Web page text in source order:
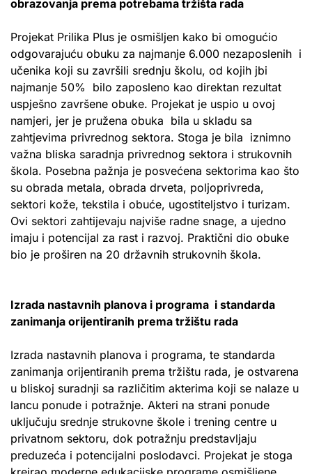
obrazovanja prema potrebama tržišta rada
Projekat Prilika Plus je osmišljen kako bi omogućio
odgovarajuću obuku za najmanje 6.000 nezaposlenih i
učenika koji su završili srednju školu, od kojih jbi
najmanje 50% bilo zaposleno kao direktan rezultat
uspješno završene obuke. Projekat je uspio u ovoj
namjeri, jer je pružena obuka bila u skladu sa
zahtjevima privrednog sektora. Stoga je bila iznimno
važna bliska saradnja privrednog sektora i strukovnih
škola. Posebna pažnja je posvećena sektorima kao što
su obrada metala, obrada drveta, poljoprivreda,
sektori kože, tekstila i obuće, ugostiteljstvo i turizam.
Ovi sektori zahtijevaju najviše radne snage, a ujedno
imaju i potencijal za rast i razvoj. Praktični dio obuke
bio je proširen na 20 državnih strukovnih škola.
Izrada nastavnih planova i programa i standarda
zanimanja orijentiranih prema tržištu rada
Izrada nastavnih planova i programa, te standarda
zanimanja orijentiranih prema tržištu rada, je ostvarena
u bliskoj suradnji sa različitim akterima koji se nalaze u
lancu ponude i potražnje. Akteri na strani ponude
uključuju srednje strukovne škole i trening centre u
privatnom sektoru, dok potražnju predstavljaju
preduzeća i potencijalni poslodavci. Projekat je stoga